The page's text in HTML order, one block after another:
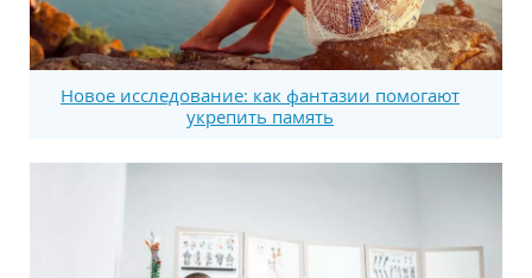
Новое исследование: как фантазии помогают
укрепить память